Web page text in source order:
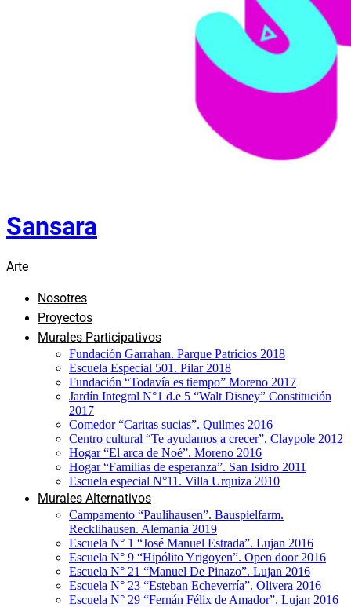
Sansara
Arte
Nosotres
Proyectos
Murales Participativos
Fundación Garrahan. Parque Patricios 2018
Escuela Especial 501. Pilar 2018
Fundación “Todavía es tiempo” Moreno 2017
Jardín Integral N°1 d.e 5 “Walt Disney” Constitución
2017
Comedor “Caritas sucias”. Quilmes 2016
Centro cultural “Te ayudamos a crecer”. Claypole 2012
Hogar “El arca de Noé”. Moreno 2016
Hogar “Familias de esperanza”. San Isidro 2011
Escuela especial N°11. Villa Urquiza 2010
Murales Alternativos
Campamento “Paulihausen”. Bauspielfarm.
Recklihausen. Alemania 2019
Escuela N° 1 “José Manuel Estrada”. Lujan 2016
Escuela N° 9 “Hipólito Yrigoyen”. Open door 2016
Escuela N° 21 “Manuel De Pinazo”. Lujan 2016
Escuela N° 23 “Esteban Echeverría”. Olivera 2016
Escuela N° 29 “Fernán Félix de Amador”. Lujan 2016